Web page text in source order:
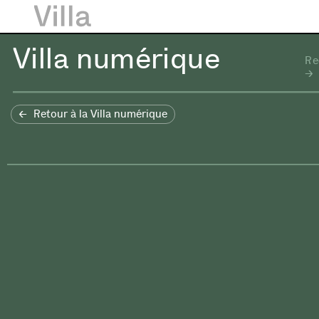
Villa numérique
Retour à la Villa numérique